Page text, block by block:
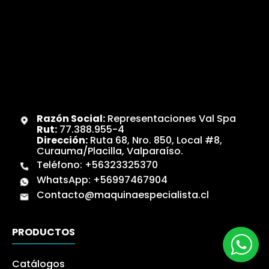
Razón Social:Representaciones Val Spa
Rut:77.388.955-4
Dirección:Ruta 68, Nro. 850, Local #8,
Curauma/Placilla, Valparaíso.
Teléfono: +56323325370
WhatsApp: +56997467904
Contacto@maquinaespecialista.cl
PRODUCTOS
Catálogos